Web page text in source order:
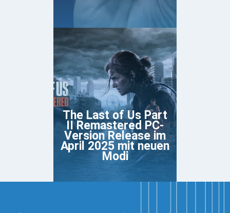
The Last of Us Part
II Remastered PC-
Version Release im
April 2025 mit neuen
Modi